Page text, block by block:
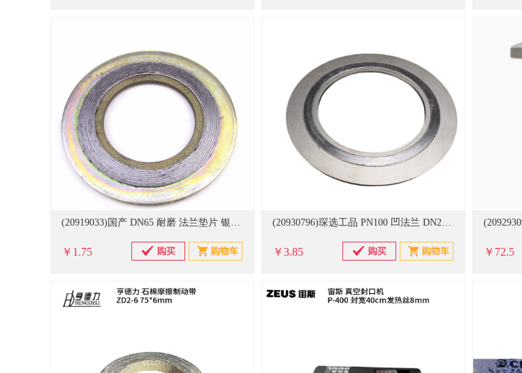
(20919033)国产 DN65 耐磨 法兰垫片 银色(单位：片)
￥1.75
(20930796)琛选工品 PN100 凹法兰 DN20×4mm 高压缠绕垫(单位：片)
￥3.85 ￥72.5